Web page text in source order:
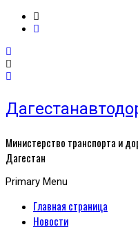
Министерство транспорта и
Дагестан
Primary Menu
Главная страница
Новости